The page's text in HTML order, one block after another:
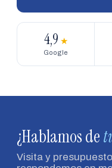
4,9 ★
Google
¿Hablamos de
Visita y